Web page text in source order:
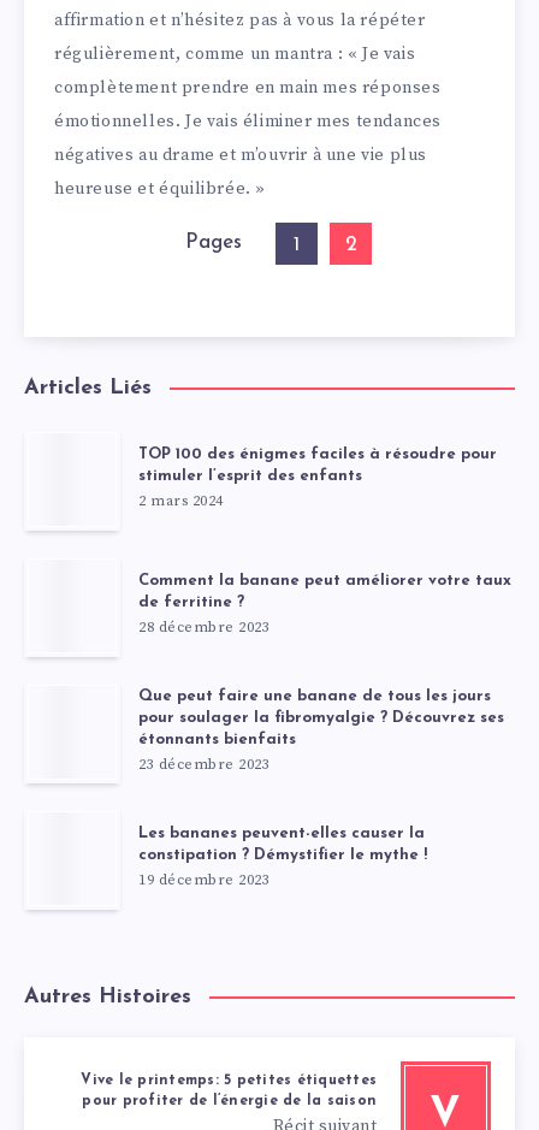
affirmation et n’hésitez pas à vous la répéter
régulièrement, comme un mantra : « Je vais
complètement prendre en main mes réponses
émotionnelles. Je vais éliminer mes tendances
négatives au drame et m’ouvrir à une vie plus
heureuse et équilibrée. »
Pages 1 2
Articles Liés
TOP 100 des énigmes faciles à résoudre pour
stimuler l’esprit des enfants
2 mars 2024
Comment la banane peut améliorer votre taux
de ferritine ?
28 décembre 2023
Que peut faire une banane de tous les jours
pour soulager la fibromyalgie ? Découvrez ses
étonnants bienfaits
23 décembre 2023
Les bananes peuvent-elles causer la
constipation ? Démystifier le mythe !
19 décembre 2023
Autres Histoires
V
Vive le printemps: 5 petites étiquettes
pour profiter de l’énergie de la saison